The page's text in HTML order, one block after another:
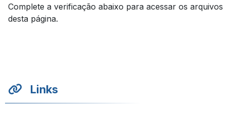
Complete a verificação abaixo para acessar os arquivos
desta página.
Links